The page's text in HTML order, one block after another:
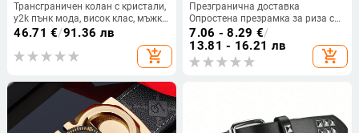
Трансграничен колан с кристали,
y2k пънк мода, висок клас, мъжки
диамантен колан с пълен
персонализиран модерен колан
46.71 €/91.36 лв
add_shopping_cart
Презгранична доставка
Опростена презрамка за риза с
отвор за мъже и жени, колан за
закрепване на риза, черно-бял
метален колан с катарама
7.06 - 8.29 €/
13.81 - 16.21 лв
add_shopping_cart